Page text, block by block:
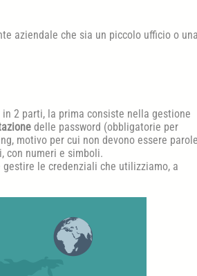
aziendale che sia un piccolo ufficio o
2 parti, la prima consiste nella gestione
delle password (obbligatorie per
motivo per cui non devono essere
con numeri e simboli.
le credenziali che utilizziamo, a